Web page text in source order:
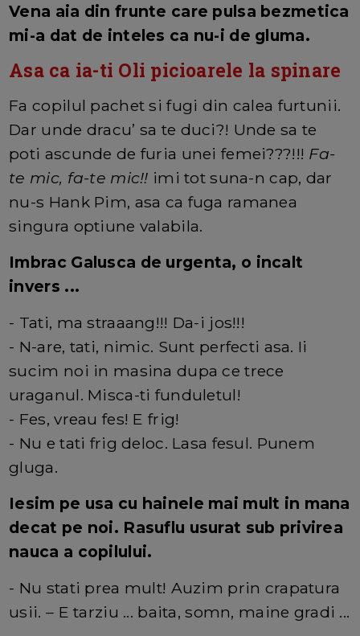
Vena aia din frunte care pulsa bezmetica
mi-a dat de inteles ca nu-i de gluma.
Asa ca ia-ti Oli picioarele la spinare
Fa copilul pachet si fugi din calea furtunii.
Dar unde dracu’ sa te duci?! Unde sa te
poti ascunde de furia unei femei???!!! Fa-
te mic, fa-te mic!! imi tot suna-n cap, dar
nu-s Hank Pim, asa ca fuga ramanea
singura optiune valabila.
Imbrac Galusca de urgenta, o incalt
invers ...
- Tati, ma straaang!!! Da-i jos!!!
- N-are, tati, nimic. Sunt perfecti asa. Ii
sucim noi in masina dupa ce trece
uraganul. Misca-ti funduletul!
- Fes, vreau fes! E frig!
- Nu e tati frig deloc. Lasa fesul. Punem
gluga.
Iesim pe usa cu hainele mai mult in mana
decat pe noi. Rasuflu usurat sub privirea
nauca a copilului.
- Nu stati prea mult! Auzim prin crapatura
usii. – E tarziu ... baita, somn, maine gradi ...